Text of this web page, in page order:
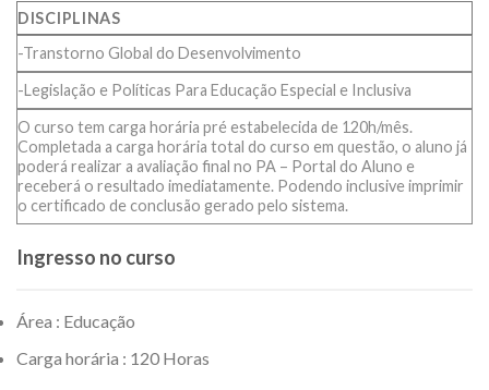
DISCIPLINAS
-Transtorno Global do Desenvolvimento
-Legislação e Políticas Para Educação Especial e Inclusiva
O curso tem carga horária pré estabelecida de 120h/mês.
Completada a carga horária total do curso em questão, o aluno já
poderá realizar a avaliação final no PA – Portal do Aluno e
receberá o resultado imediatamente. Podendo inclusive imprimir
o certificado de conclusão gerado pelo sistema.
Ingresso no curso
Área : Educação
Carga horária : 120 Horas